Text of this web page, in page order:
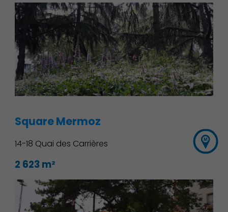
Square Mermoz
14-18 Quai des Carrières
2 623 m²